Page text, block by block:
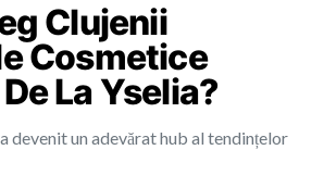
Clujenii
Cosmetice
La Yselia?
devenit un adevărat hub al tendințelor